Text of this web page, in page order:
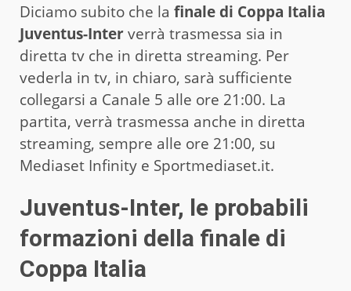
Diciamo subito che la finale di Coppa Italia
Juventus-Interverrà trasmessa sia in
diretta tv che in diretta streaming. Per
vederla in tv, in chiaro, sarà sufficiente
collegarsi a Canale 5 alle ore 21:00. La
partita, verrà trasmessa anche in diretta
streaming, sempre alle ore 21:00, su
Mediaset Infinity e Sportmediaset.it.
Juventus-Inter, le probabili
formazioni della finale di
Coppa Italia